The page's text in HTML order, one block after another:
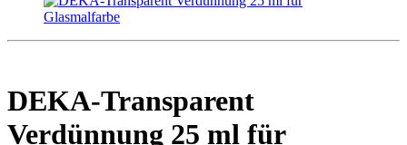
DEKA-Transparent
Verdünnung 25 ml für